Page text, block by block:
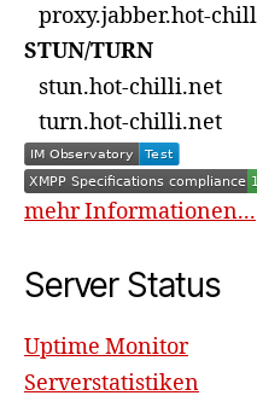
proxy.jabber.hot-
STUN/TURN
stun.hot-chilli.net
turn.hot-chilli.net
mehr Informationen...
Server Status
Uptime Monitor
Serverstatistiken